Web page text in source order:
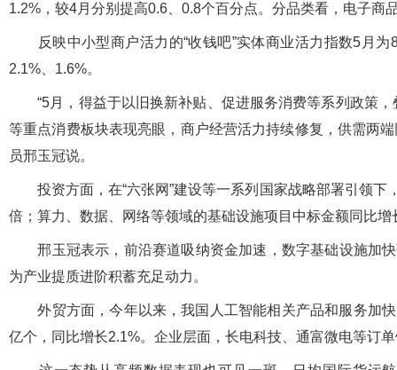
1.2%，较4月分别提高0.6、0.8个百分点。分品类看，电子
反映中小型商户活力的“收钱吧”实体商业活力指数5月为
2.1%、1.6%。
“5月，得益于以旧换新补贴、促进服务消费等系列政策，
等重点消费板块表现亮眼，商户经营活力持续修复，供需两
员邢玉冠说。
投资方面，在“六张网”建设等一系列国家战略部署引领下
倍；算力、数据、网络等领域的基础设施项目中标金额同比增
邢玉冠表示，前沿赛道吸纳资金加速，数字基础设施加快
为产业提质进阶积蓄充足动力。
外贸方面，今年以来，我国人工智能相关产品和服务加快
亿个，同比增长2.1%。企业层面，长电科技、通富微电等订